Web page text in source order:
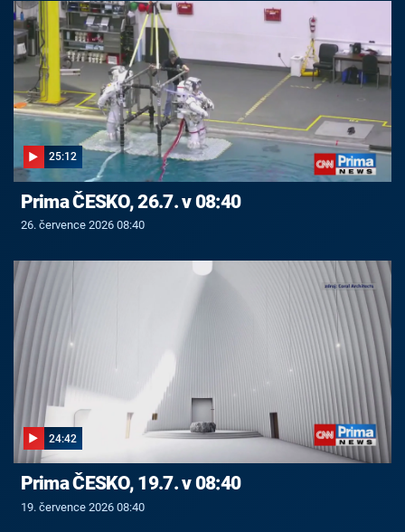
25:12
Prima ČESKO, 26.7. v 08:40
26. července 2026 08:40
24:42
Prima ČESKO, 19.7. v 08:40
19. července 2026 08:40